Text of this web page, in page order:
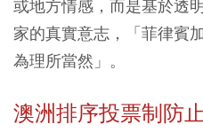
或地方情感，而是基於透
家的真實意志，「菲律賓
為理所當然」。
澳洲排序投票制防